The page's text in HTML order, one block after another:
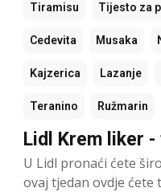
Tiramisu Tijesto za
Cedevita Musaka
Kajzerica Lazanje
Teranino Ružmarin
Lidl Krem liker
U Lidl pronaći ćete
ovaj tjedan ovdje